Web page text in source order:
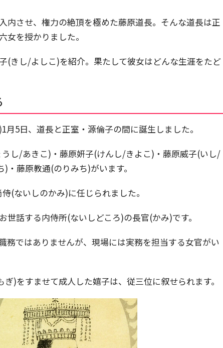
内させ、権力の絶頂を極めた藤原道長。そんな道長は正
女を授かりました。
(きし/よしこ)を紹介。果たして彼女はどんな生涯をたど
月5日、道長と正室・源倫子の間に誕生しました。
し/あきこ)・藤原妍子(けんし/きよこ)・藤原威子(いし/
・藤原教通(のりみち)がいます。
(ないしのかみ)に任じられました。
世話する内侍所(ないしどころ)の長官(かみ)です。
務ではありませんが、現場には実務を担当する女官がい
)をすませて成人した嬉子は、従三位に叙せられます。